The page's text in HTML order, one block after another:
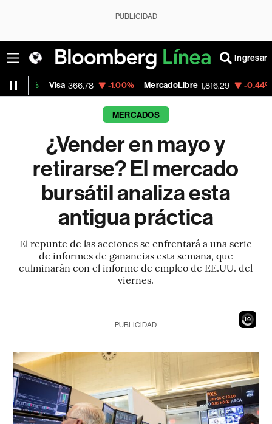
PUBLICIDAD
Ingresar
366.78 -1.00% MercadoLibre 1,816.29 -0.44% Banco de
MERCADOS
¿Vender en mayo y
retirarse? El mercado
bursátil analiza esta
antigua práctica
El repunte de las acciones se enfrentará a una serie
de informes de ganancias esta semana, que
culminarán con el informe de empleo de EE.UU. del
viernes.
17
PUBLICIDAD